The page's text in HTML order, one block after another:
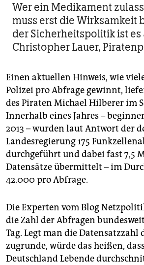
Wer ein Medikament
muss erst die Wirksamkeit
der Sicherheitspolitik ist
Christopher Lauer,
Einen aktuellen Hinweis, wie
Polizei pro Abfrage gewinnt,
des Piraten Michael Hilberer im
Innerhalb eines Jahres –
2013 – wurden laut Antwort der
Landesregierung 175
durchgeführt und dabei fast 7,5
Datensätze übermittelt – im
42.000 pro Abfrage.
Die Experten vom Blog
die Zahl der Abfragen
Tag. Legt man die Datensatzzahl
zugrunde, würde das heißen,
Deutschland Lebende